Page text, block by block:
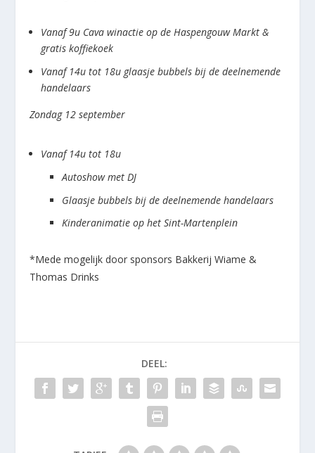
Vanaf 9u Cava winactie op de Haspengouw Markt &
gratis koffiekoek
Vanaf 14u tot 18u glaasje bubbels bij de deelnemende
handelaars
Zondag 12 september
Vanaf 14u tot 18u
Autoshow met DJ
Glaasje bubbels bij de deelnemende handelaars
Kinderanimatie op het Sint-Martenplein
*Mede mogelijk door sponsors Bakkerij Wiame &
Thomas Drinks
DEEL: